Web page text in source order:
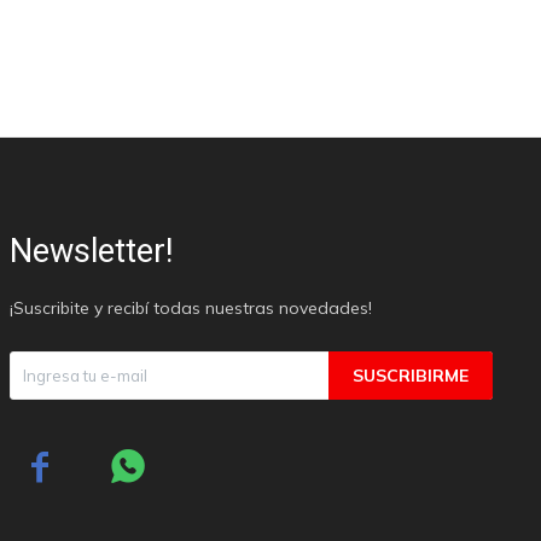
Newsletter!
¡Suscribite y recibí todas nuestras novedades!
SUSCRIBIRME
 